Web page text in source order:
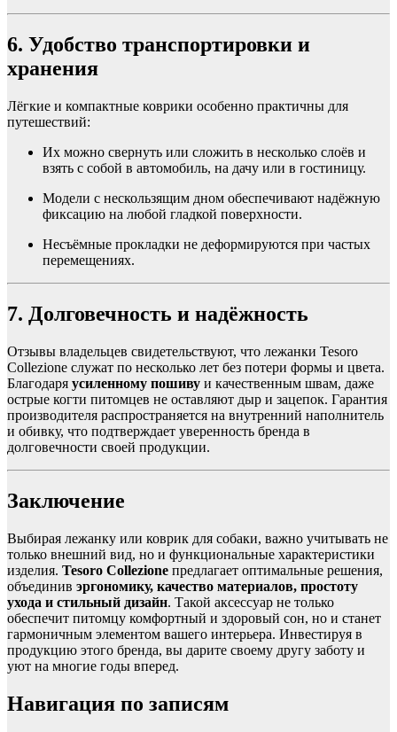
6. Удобство транспортировки и
хранения
Лёгкие и компактные коврики особенно практичны для
путешествий:
Их можно свернуть или сложить в несколько слоёв и
взять с собой в автомобиль, на дачу или в гостиницу.
Модели с нескользящим дном обеспечивают надёжную
фиксацию на любой гладкой поверхности.
Несъёмные прокладки не деформируются при частых
перемещениях.
7. Долговечность и надёжность
Отзывы владельцев свидетельствуют, что лежанки Tesoro
Collezione служат по несколько лет без потери формы и цвета.
Благодаря усиленному пошиву и качественным швам, даже
острые когти питомцев не оставляют дыр и зацепок. Гарантия
производителя распространяется на внутренний наполнитель
и обивку, что подтверждает уверенность бренда в
долговечности своей продукции.
Заключение
Выбирая лежанку или коврик для собаки, важно учитывать не
только внешний вид, но и функциональные характеристики
изделия. Tesoro Collezione предлагает оптимальные решения,
объединив эргономику, качество материалов, простоту
ухода и стильный дизайн. Такой аксессуар не только
обеспечит питомцу комфортный и здоровый сон, но и станет
гармоничным элементом вашего интерьера. Инвестируя в
продукцию этого бренда, вы дарите своему другу заботу и
уют на многие годы вперед.
Навигация по записям